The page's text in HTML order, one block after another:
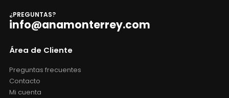
¿PREGUNTAS?
info@anamonterrey.com
Área de Cliente
Preguntas frecuentes
Contacto
Mi cuenta